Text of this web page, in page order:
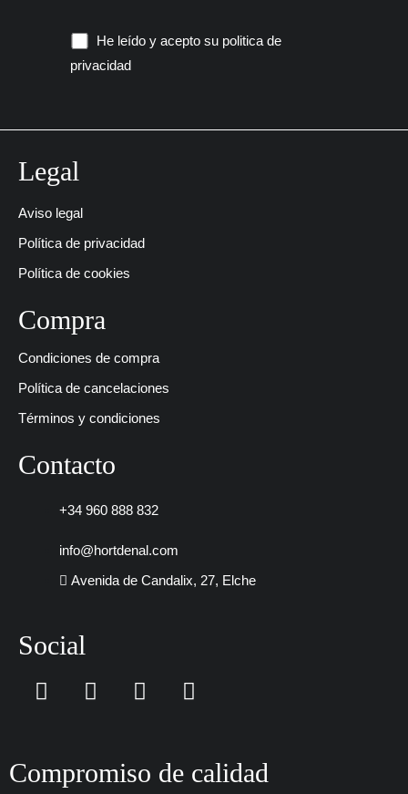
He leído y acepto su politica de
privacidad
Legal
Aviso legal
Política de privacidad
Política de cookies
Compra
Condiciones de compra
Política de cancelaciones
Términos y condiciones
Contacto
+34 960 888 832
info@hortdenal.com
Avenida de Candalix, 27, Elche
Social
I
n
a
F
a
b
P
i
e
R
e
m
Compromiso de calidad